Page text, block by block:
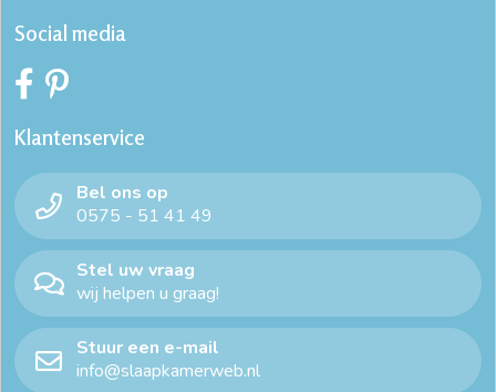
Social media
Klantenservice
Bel ons op
0575 - 51 41 49
Stel uw vraag
wij helpen u graag!
Stuur een e-mail
info@slaapkamerweb.nl